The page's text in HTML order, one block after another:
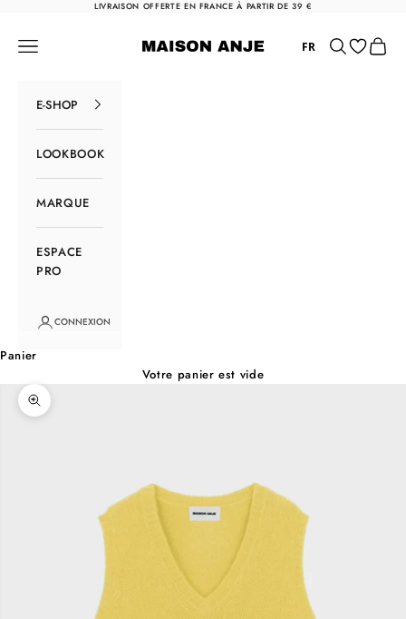
Passer au contenuLIVRAISON OFFERTE EN FRANCE À PARTIR DE 39 €
Maison Anje
Menu FR Rechercher
Panier
E-SHOP
LOOKBOOK
MARQUE
ESPACE
PRO
CONNEXION
Panier
Votre panier est vide
Zoomer sur l'image